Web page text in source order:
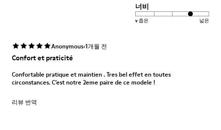
너비
v 좁은 넓은
Anonymous·1개월 전
Confort et praticité
Confortable pratique et maintien . Tres bel effet en toutes
circonstances. C’est notre 2eme paire de ce modele !
리뷰 번역